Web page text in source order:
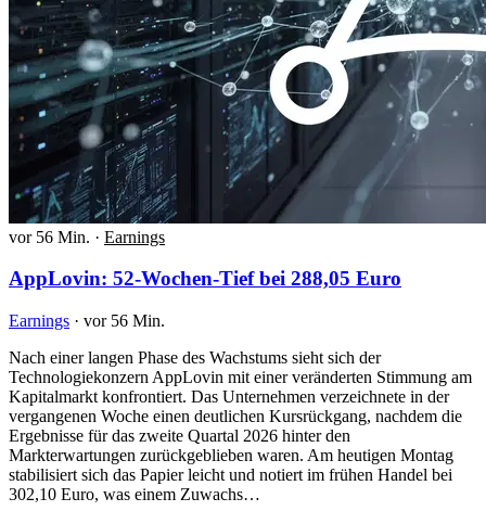
vor 56 Min. · Earnings
AppLovin: 52-Wochen-Tief bei 288,05 Euro
Earnings · vor 56 Min.
Nach einer langen Phase des Wachstums sieht sich der
Technologiekonzern AppLovin mit einer veränderten Stimmung am
Kapitalmarkt konfrontiert. Das Unternehmen verzeichnete in der
vergangenen Woche einen deutlichen Kursrückgang, nachdem die
Ergebnisse für das zweite Quartal 2026 hinter den
Markterwartungen zurückgeblieben waren. Am heutigen Montag
stabilisiert sich das Papier leicht und notiert im frühen Handel bei
302,10 Euro, was einem Zuwachs…